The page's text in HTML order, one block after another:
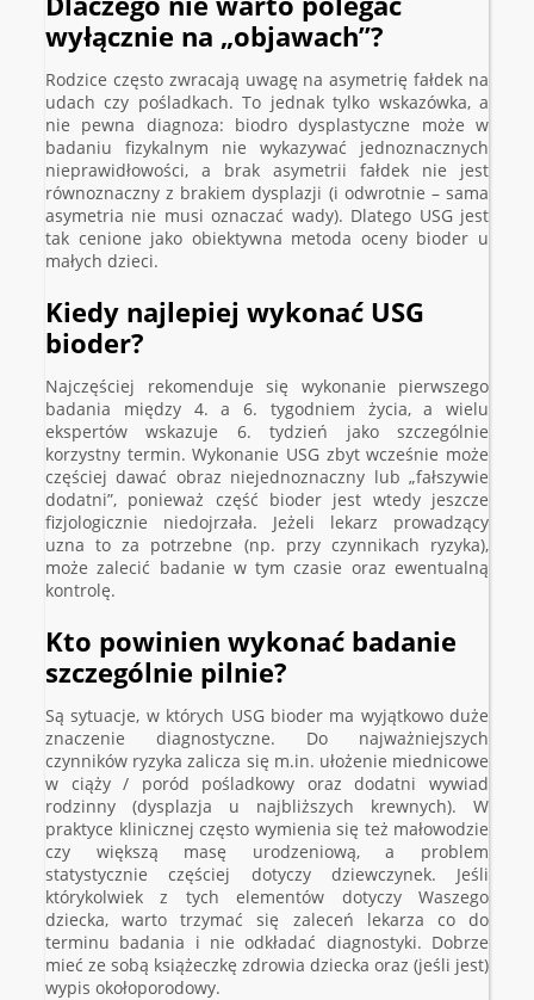
wyłącznie na „objawach”?
Rodzice często zwracają uwagę na asymetrię fałdek na
udach czy pośladkach. To jednak tylko wskazówka, a
nie pewna diagnoza: biodro dysplastyczne może w
badaniu fizykalnym nie wykazywać jednoznacznych
nieprawidłowości, a brak asymetrii fałdek nie jest
równoznaczny z brakiem dysplazji (i odwrotnie – sama
asymetria nie musi oznaczać wady). Dlatego USG jest
tak cenione jako obiektywna metoda oceny bioder u
małych dzieci.
Kiedy najlepiej wykonać USG
bioder?
Najczęściej rekomenduje się wykonanie pierwszego
badania między 4. a 6. tygodniem życia, a wielu
ekspertów wskazuje 6. tydzień jako szczególnie
korzystny termin. Wykonanie USG zbyt wcześnie może
częściej dawać obraz niejednoznaczny lub „fałszywie
dodatni”, ponieważ część bioder jest wtedy jeszcze
fizjologicznie niedojrzała. Jeżeli lekarz prowadzący
uzna to za potrzebne (np. przy czynnikach ryzyka),
może zalecić badanie w tym czasie oraz ewentualną
kontrolę.
Kto powinien wykonać badanie
szczególnie pilnie?
Są sytuacje, w których USG bioder ma wyjątkowo duże
znaczenie diagnostyczne. Do najważniejszych
czynników ryzyka zalicza się m.in. ułożenie miednicowe
w ciąży / poród pośladkowy oraz dodatni wywiad
rodzinny (dysplazja u najbliższych krewnych). W
praktyce klinicznej często wymienia się też małowodzie
czy większą masę urodzeniową, a problem
statystycznie częściej dotyczy dziewczynek. Jeśli
którykolwiek z tych elementów dotyczy Waszego
dziecka, warto trzymać się zaleceń lekarza co do
terminu badania i nie odkładać diagnostyki. Dobrze
mieć ze sobą książeczkę zdrowia dziecka oraz (jeśli jest)
wypis okołoporodowy.